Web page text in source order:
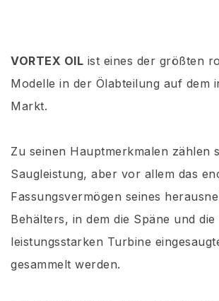
VORTEX OIL ist eines der größten
Modelle in der Ölabteilung auf dem
Markt.
Zu seinen Hauptmerkmalen zählen
Saugleistung, aber vor allem das
Fassungsvermögen seines
Behälters, in dem die Späne und
leistungsstarken Turbine
gesammelt werden.